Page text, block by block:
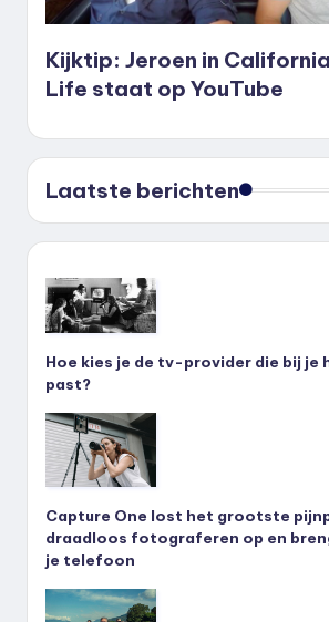
Kijktip: Jeroen in
Life staat op YouTube
Laatste berichten
Hoe kies je de tv-provider die bij je
past?
Capture One lost het grootste
draadloos fotograferen op en
je telefoon